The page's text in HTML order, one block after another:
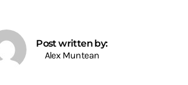
Post written by:
Alex Muntean